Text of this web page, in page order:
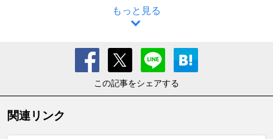
もっと見る
この記事をシェアする
関連リンク